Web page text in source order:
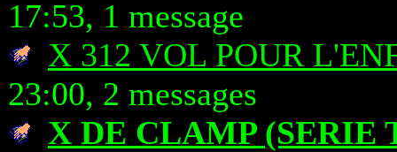
17:53, 1 message
X 312 VOL POUR
23:00, 2 messages
X DE CLAMP (SERIE